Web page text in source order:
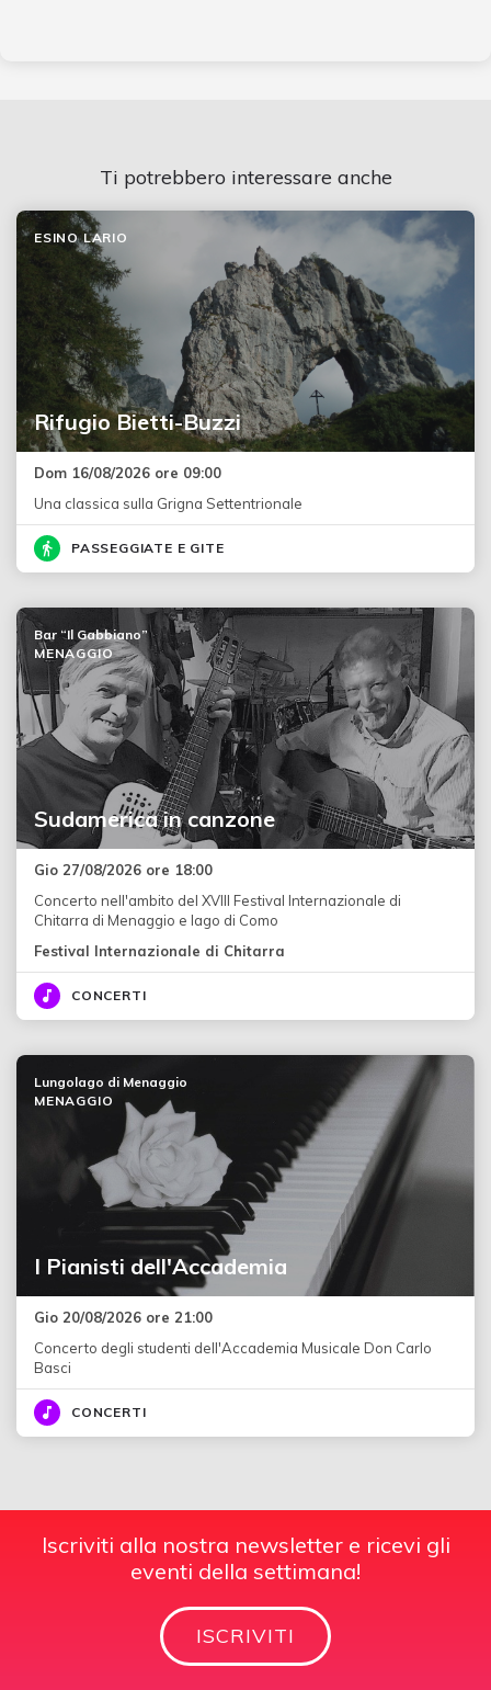
Ti potrebbero interessare anche
Rifugio Bietti-Buzzi
ESINO LARIO
Dom 16/08/2026 ore 09:00
Una classica sulla Grigna Settentrionale
PASSEGGIATE E GITE
Sudamerica in canzone
Bar “Il Gabbiano”
MENAGGIO
Gio 27/08/2026 ore 18:00
Concerto nell'ambito del XVIII Festival Internazionale di
Chitarra di Menaggio e lago di Como
Festival Internazionale di Chitarra
CONCERTI
I Pianisti dell'Accademia
Lungolago di Menaggio
MENAGGIO
Gio 20/08/2026 ore 21:00
Concerto degli studenti dell'Accademia Musicale Don Carlo
Basci
CONCERTI
Iscriviti alla nostra newsletter e ricevi gli
eventi della settimana!
ISCRIVITI